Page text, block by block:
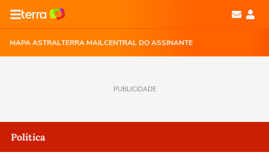
MAPA ASTRALTERRA MAILCENTRAL DO ASSINANTE
PUBLICIDADE
Política